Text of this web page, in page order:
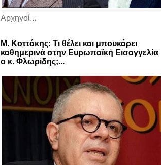
Αρχηγοί...
Μ. Κοττάκης: Τι θέλει και μπουκάρει
καθημερινά στην Ευρωπαϊκή Εισαγγελία
ο κ. Φλωρίδης;...